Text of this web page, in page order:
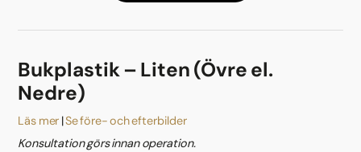
Bukplastik – Liten (Övre el.
Nedre)
Läs mer Se före- och efterbilder
Konsultation görs innan operation.